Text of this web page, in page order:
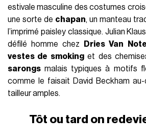
estivale masculine des costumes
une sorte de chapan, un manteau
l’imprimé paisley classique. Julian
défilé homme chez
Dries Van
vestes de smokinget des
sarongs malais typiques à motifs
comme le faisait David Beckham
tailleur amples.
Tôt ou tard on